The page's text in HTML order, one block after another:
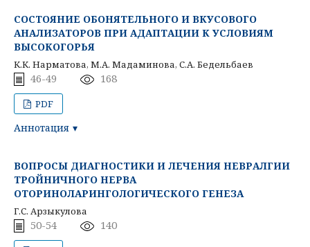
СОСТОЯНИЕ ОБОНЯТЕЛЬНОГО И ВКУСОВОГО
АНАЛИЗАТОРОВ ПРИ АДАПТАЦИИ К УСЛОВИЯМ
ВЫСОКОГОРЬЯ
К.К. Нарматова, М.А. Мадаминова, С.А. Бедельбаев
46-49 168
PDF
Аннотация
ВОПРОСЫ ДИАГНОСТИКИ И ЛЕЧЕНИЯ НЕВРАЛГИИ
ТРОЙНИЧНОГО НЕРВА
ОТОРИНОЛАРИНГОЛОГИЧЕСКОГО ГЕНЕЗА
Г.С. Арзыкулова
50-54 140